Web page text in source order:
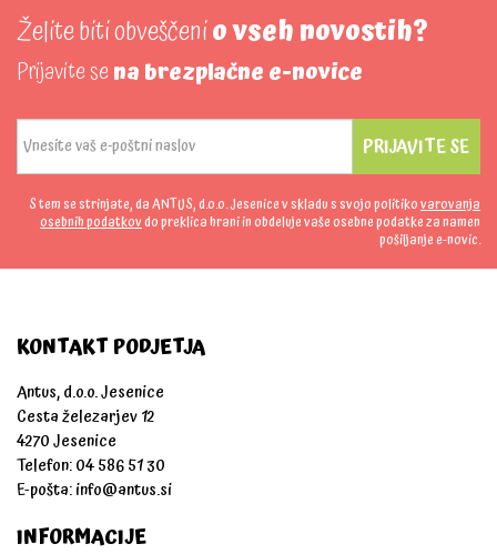
Želite biti obveščenio vseh novostih?
Prijavite sena brezplačne e-novice
PRIJAVITE SE
S tem se strinjate, da ANTUS, d.o.o. Jesenice v skladu s svojo politikovarovanja
osebnih podatkovdo preklica hrani in obdeluje vaše osebne podatke za namen
pošiljanje e-novic.
KONTAKT PODJETJA
Antus, d.o.o. Jesenice
Cesta železarjev 12
4270 Jesenice
Telefon: 04 586 51 30
E-pošta:info@antus.si
INFORMACIJE